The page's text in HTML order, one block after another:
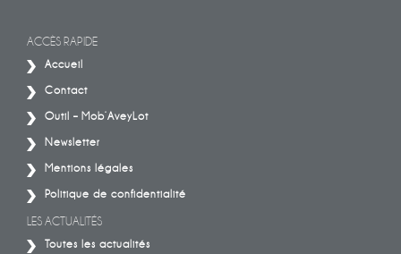
ACCÈS RAPIDE
Accueil
Contact
Outil – Mob’AveyLot
Newsletter
Mentions légales
Politique de confidentialité
LES ACTUALITÉS
Toutes les actualités